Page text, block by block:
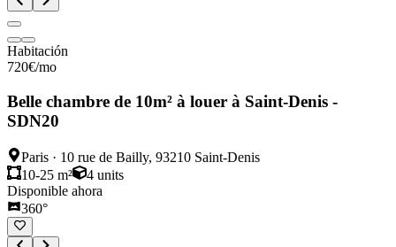
Habitación
720€/mo
Belle chambre de 10m² à louer à Saint-Denis -
SDN20
Paris · 10 rue de Bailly, 93210 Saint-Denis
10-25 m²
4 units
Disponible ahora
360°